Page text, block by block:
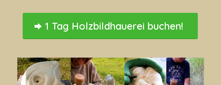
1 Tag Holzbildhauerei buchen!